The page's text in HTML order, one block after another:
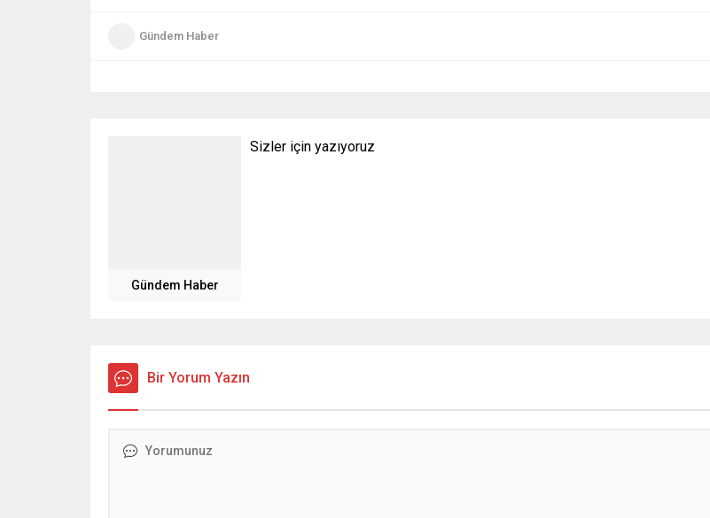
Gündem Haber
Gündem Haber
Sizler için yazıyoruz
Bir Yorum Yazın